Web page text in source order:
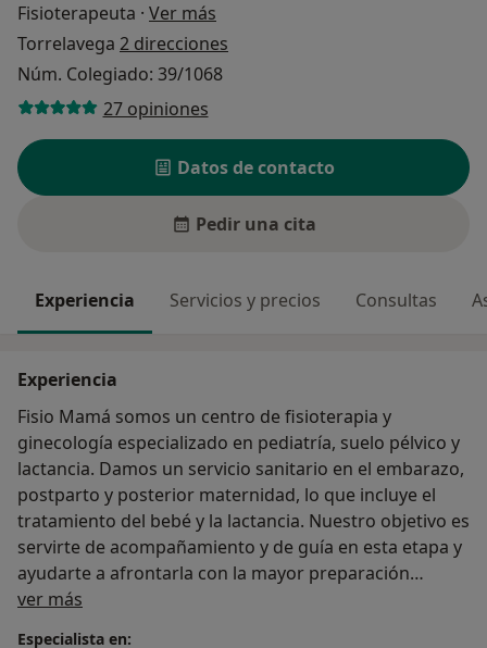
Fisioterapeuta · Ver más
Torrelavega 2 direcciones
Núm. Colegiado: 39/1068
27 opiniones
Datos de contacto
Pedir una cita
Experiencia Servicios y precios Consultas
Experiencia
Fisio Mamá somos un centro de fisioterapia y
ginecología especializado en pediatría, suelo pélvico y
lactancia. Damos un servicio sanitario en el embarazo,
postparto y posterior maternidad, lo que incluye el
tratamiento del bebé y la lactancia. Nuestro objetivo es
servirte de acompañamiento y de guía en esta etapa y
ayudarte a afrontarla con la mayor preparación
posible.
ver más
Especialista en: